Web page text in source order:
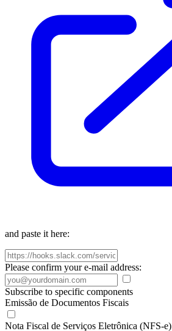
and paste it here:
Please confirm your e-mail address:
Subscribe to specific components
Emissão de Documentos Fiscais
Nota Fiscal de Serviços Eletrônica (NFS-e)